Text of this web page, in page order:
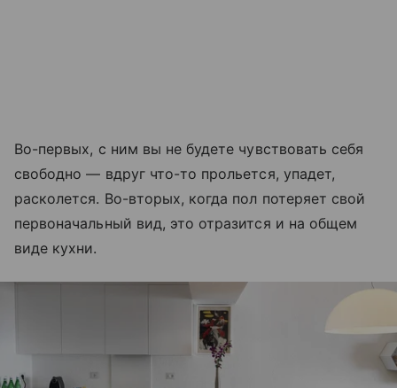
Во-первых, с ним вы не будете чувствовать себя
свободно — вдруг что-то прольется, упадет,
расколется. Во-вторых, когда пол потеряет свой
первоначальный вид, это отразится и на общем
виде кухни.